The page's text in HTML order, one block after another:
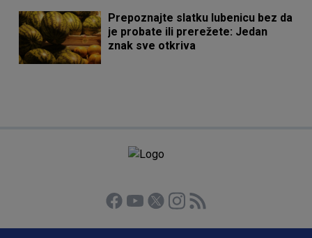
Prepoznajte slatku lubenicu bez da
je probate ili prerežete: Jedan
znak sve otkriva